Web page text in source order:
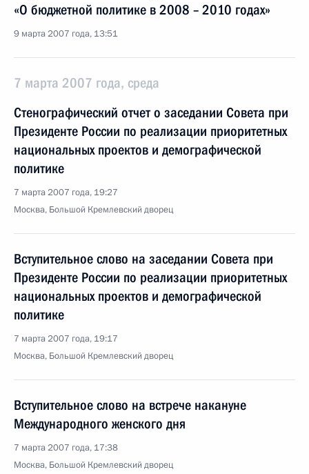
«О бюджетной политике в 2008 – 2010 годах»
9 марта 2007 года, 13:51
7 марта 2007 года, среда
Стенографический отчет о заседании Совета при
Президенте России по реализации приоритетных
национальных проектов и демографической
политике
7 марта 2007 года, 19:27
Москва, Большой Кремлевский дворец
Вступительное слово на заседании Совета при
Президенте России по реализации приоритетных
национальных проектов и демографической
политике
7 марта 2007 года, 19:17
Москва, Большой Кремлевский дворец
Вступительное слово на встрече накануне
Международного женского дня
7 марта 2007 года, 17:38
Москва, Большой Кремлевский дворец